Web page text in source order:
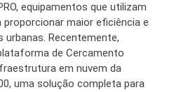
equipamentos que utilizam
maior eficiência e
urbanas. Recentemente,
de Cercamento
em nuvem da
uma solução completa para